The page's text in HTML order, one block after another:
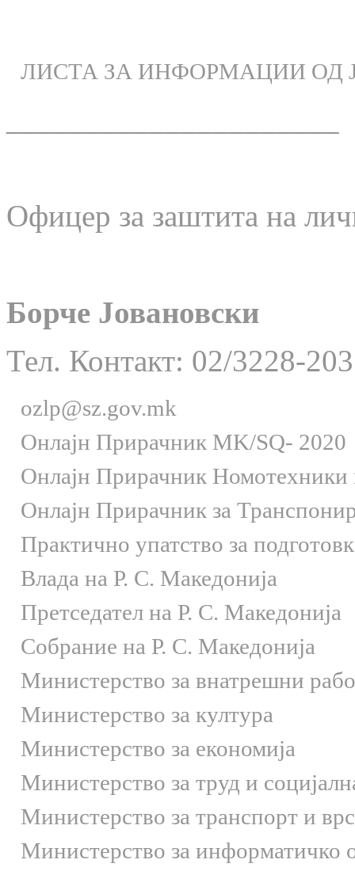
ЛИСТА ЗА ИНФОРМАЦИИ ОД
Офицер за заштита на
Борче Јовановски
Тел. Контакт: 02/3228-203
ozlp@sz.gov.mk
Онлaјн Прирачник MK/SQ- 2020
Онлаjн Прирачник Номотехники
Онлаjн Прирачник за
Практично упатство за
Влада на Р. С. Македонија
Претседател на Р. С. Македонија
Собрание на Р. С. Македонија
Министерство за внатрешни
Министерство за култура
Министерство за економија
Министерство за труд и
Министерство за транспорт и
Министерство за информатичко